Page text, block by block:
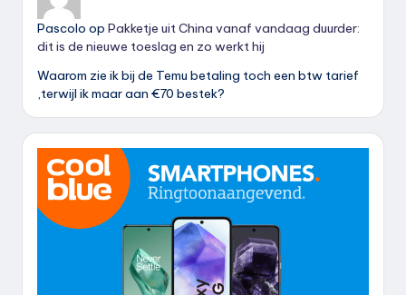
Pascolo op Pakketje uit China vanaf vandaag duurder:
dit is de nieuwe toeslag en zo werkt hij
Waarom zie ik bij de Temu betaling toch een btw tarief
,terwijl ik maar aan €70 bestek?